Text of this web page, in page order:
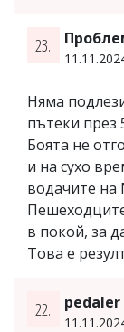
23.
Няма
пътеки през
Боята не
и на сухо
водачите
в покой, за
Това е
22. pedaler